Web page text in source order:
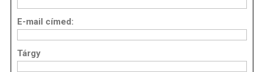
E-mail címed:
Tárgy